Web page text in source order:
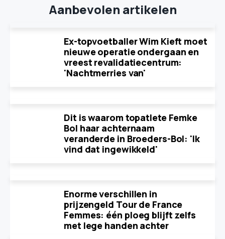
Aanbevolen artikelen
Ex-topvoetballer Wim Kieft moet
nieuwe operatie ondergaan en
vreest revalidatiecentrum:
'Nachtmerries van'
Dit is waarom topatlete Femke
Bol haar achternaam
veranderde in Broeders-Bol: 'Ik
vind dat ingewikkeld'
Enorme verschillen in
prijzengeld Tour de France
Femmes: één ploeg blijft zelfs
met lege handen achter